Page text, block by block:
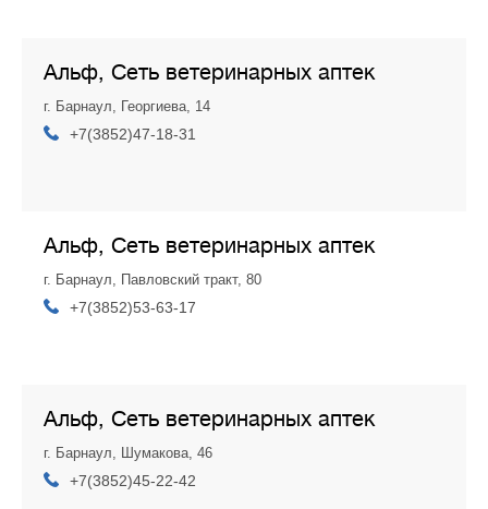
Альф, Сеть ветеринарных аптек
г. Барнаул, Георгиева, 14
+7(3852)47-18-31
Альф, Сеть ветеринарных аптек
г. Барнаул, Павловский тракт, 80
+7(3852)53-63-17
Альф, Сеть ветеринарных аптек
г. Барнаул, Шумакова, 46
+7(3852)45-22-42